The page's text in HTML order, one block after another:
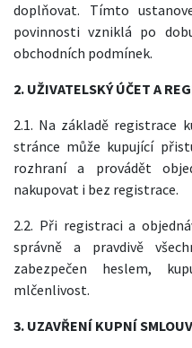
doplňovat. Tímto
povinnosti vzniklá po
obchodních podmínek.
2. UŽIVATELSKÝ ÚČET A
2.1. Na základě registrace
stránce může kupující
rozhraní a provádět
nakupovat i bez registrace.
2.2. Při registraci a
správně a pravdivě
zabezpečen heslem,
mlčenlivost.
3. UZAVŘENÍ KUPNÍ